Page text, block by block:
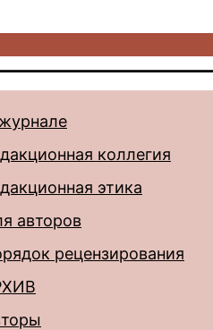
коллегия
этика
авторов
рецензирования